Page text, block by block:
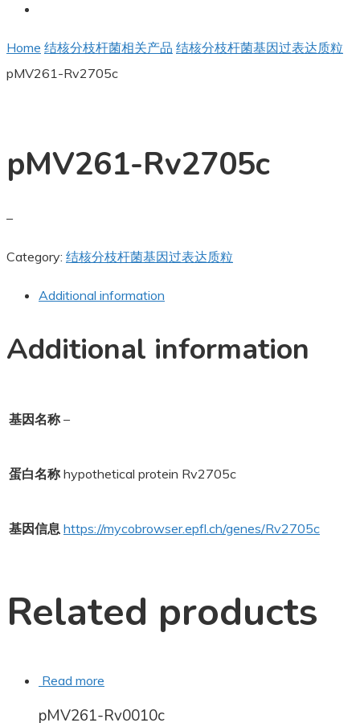
Home 结核分枝杆菌相关产品 结核分枝杆菌基因过表达质粒
pMV261-Rv2705c
pMV261-Rv2705c
–
Category: 结核分枝杆菌基因过表达质粒
Additional information
Additional information
基因名称 –
蛋白名称 hypothetical protein Rv2705c
基因信息 https://mycobrowser.epfl.ch/genes/Rv2705c
Related products
Read more
pMV261-Rv0010c